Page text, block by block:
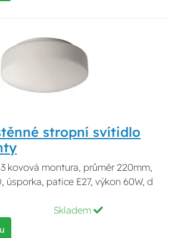
stropní svítidlo
kovová montura, průměr 220mm,
úsporka, patice E27, výkon 60W, d
Skladem